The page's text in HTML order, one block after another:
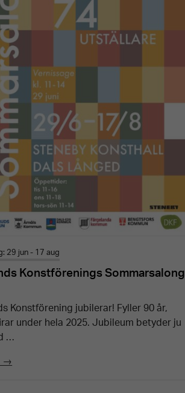
29 jun - 17 aug
Konstförenings Sommarsalong
Konstförening jubilerar! Fyller 90 år,
under hela 2025. Jubileum betyder ju
…
→
välja bort. De
behövs för att
hemsidan
taget ska
fungera.
Upplevelse
hemsida ska
möjligt under
ditt besök.
Om du nekar